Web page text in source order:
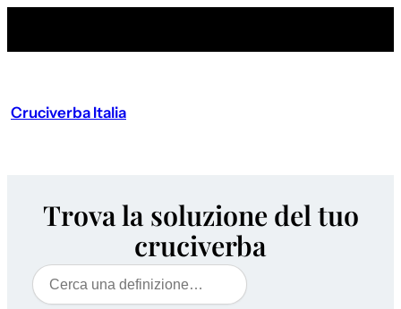
Cruciverba Italia
Trova la soluzione del tuo
cruciverba
Cerca